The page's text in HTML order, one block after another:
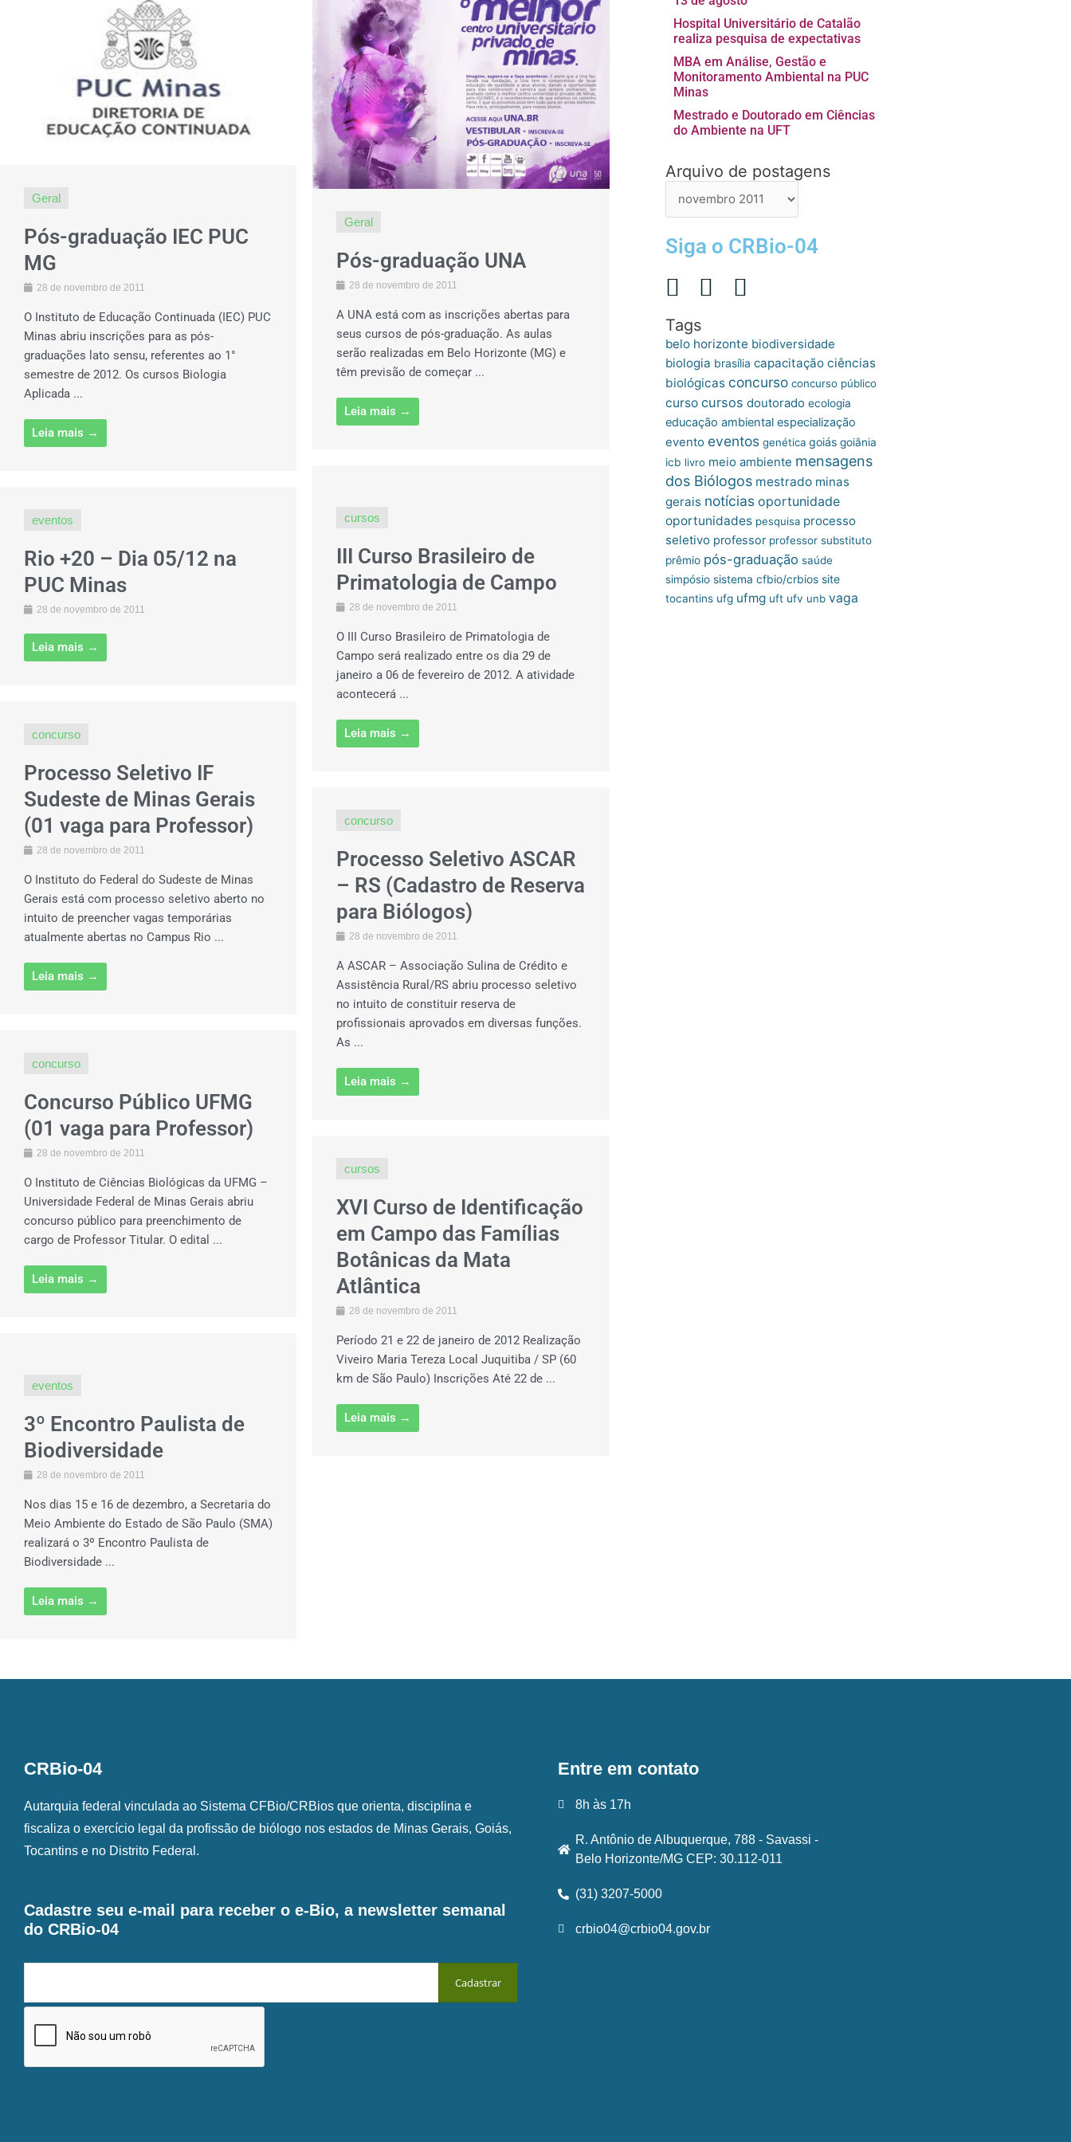
Geral
Pós-graduação IEC PUC
MG
28 de novembro de 2011
O Instituto de Educação Continuada (IEC) PUC
Minas abriu inscrições para as pós-
graduações lato sensu, referentes ao 1°
semestre de 2012. Os cursos Biologia
Aplicada ...
Leia mais →
Geral
Pós-graduação UNA
28 de novembro de 2011
A UNA está com as inscrições abertas para
seus cursos de pós-graduação. As aulas
serão realizadas em Belo Horizonte (MG) e
têm previsão de começar ...
Leia mais →
cursos
III Curso Brasileiro de
Primatologia de Campo
28 de novembro de 2011
O III Curso Brasileiro de Primatologia de
Campo será realizado entre os dia 29 de
janeiro a 06 de fevereiro de 2012. A atividade
acontecerá ...
Leia mais →
eventos
Rio +20 – Dia 05/12 na
PUC Minas
28 de novembro de 2011
Leia mais →
concurso
Processo Seletivo IF
Sudeste de Minas Gerais
(01 vaga para Professor)
28 de novembro de 2011
O Instituto do Federal do Sudeste de Minas
Gerais está com processo seletivo aberto no
intuito de preencher vagas temporárias
atualmente abertas no Campus Rio ...
Leia mais →
concurso
Processo Seletivo ASCAR
– RS (Cadastro de Reserva
para Biólogos)
28 de novembro de 2011
A ASCAR – Associação Sulina de Crédito e
Assistência Rural/RS abriu processo seletivo
no intuito de constituir reserva de
profissionais aprovados em diversas funções.
As ...
Leia mais →
concurso
Concurso Público UFMG
(01 vaga para Professor)
28 de novembro de 2011
O Instituto de Ciências Biológicas da UFMG –
Universidade Federal de Minas Gerais abriu
concurso público para preenchimento de
cargo de Professor Titular. O edital ...
Leia mais →
cursos
XVI Curso de Identificação
em Campo das Famílias
Botânicas da Mata
Atlântica
28 de novembro de 2011
Período 21 e 22 de janeiro de 2012 Realização
Viveiro Maria Tereza Local Juquitiba / SP (60
km de São Paulo) Inscrições Até 22 de ...
Leia mais →
eventos
3º Encontro Paulista de
Biodiversidade
28 de novembro de 2011
Nos dias 15 e 16 de dezembro, a Secretaria do
Meio Ambiente do Estado de São Paulo (SMA)
realizará o 3º Encontro Paulista de
Biodiversidade ...
Leia mais →
Hospital Universitário de Catalão
realiza pesquisa de expectativas
MBA em Análise, Gestão e
Monitoramento Ambiental na PUC
Minas
Mestrado e Doutorado em Ciências
do Ambiente na UFT
Arquivo de postagens
Arquivo
postagens
Siga o CRBio-04
Tags
belo horizonte biodiversidade
biologia brasília capacitação ciências
biológicas concurso concurso público
curso cursos doutorado ecologia
educação ambiental especialização
evento eventos genética goiás goiânia
icb livro meio ambiente mensagens
dos Biólogos mestrado minas
gerais notícias oportunidade
oportunidades pesquisa processo
seletivo professor professor substituto
prêmio pós-graduação saúde
simpósio sistema cfbio/crbios site
tocantins ufg ufmg uft ufv unb vaga
CRBio-04
Autarquia federal vinculada ao Sistema CFBio/CRBios que orienta, disciplina e
fiscaliza o exercício legal da profissão de biólogo nos estados de Minas Gerais, Goiás,
Tocantins e no Distrito Federal.
Cadastre seu e-mail para receber o e-Bio, a newsletter semanal
do CRBio-04
Entre em contato
8h às 17h
R. Antônio de Albuquerque, 788 - Savassi -
Belo Horizonte/MG CEP: 30.112-011
(31) 3207-5000
crbio04@crbio04.gov.br